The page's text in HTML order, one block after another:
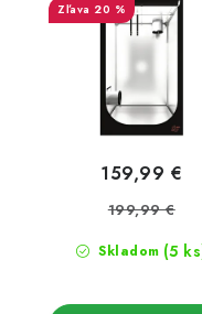
20 %
Skladom (5
159,99 €
199,99 €